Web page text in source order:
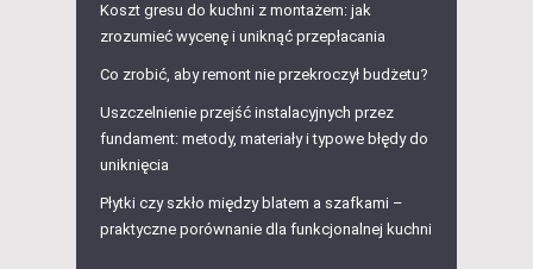
Koszt gresu do kuchni z montażem: jak
zrozumieć wycenę i uniknąć przepłacania
Co zrobić, aby remont nie przekroczył budżetu?
Uszczelnienie przejść instalacyjnych przez
fundament: metody, materiały i typowe błędy do
uniknięcia
Płytki czy szkło między blatem a szafkami –
praktyczne porównanie dla funkcjonalnej kuchni